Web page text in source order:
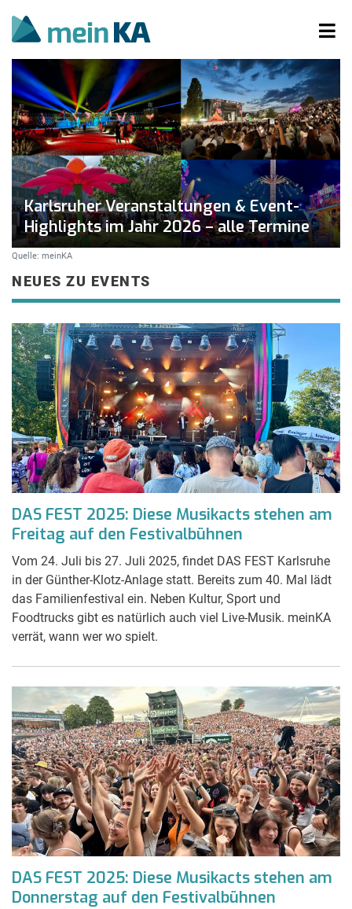
Karlsruher Veranstaltungen & Event-
Highlights im Jahr 2026 – alle Termine
Quelle: meinKA
NEUES ZU EVENTS
DAS FEST 2025: Diese Musikacts stehen am
Freitag auf den Festivalbühnen
Vom 24. Juli bis 27. Juli 2025, findet DAS FEST Karlsruhe
in der Günther-Klotz-Anlage statt. Bereits zum 40. Mal lädt
das Familienfestival ein. Neben Kultur, Sport und
Foodtrucks gibt es natürlich auch viel Live-Musik. meinKA
verrät, wann wer wo spielt.
DAS FEST 2025: Diese Musikacts stehen am
Donnerstag auf den Festivalbühnen